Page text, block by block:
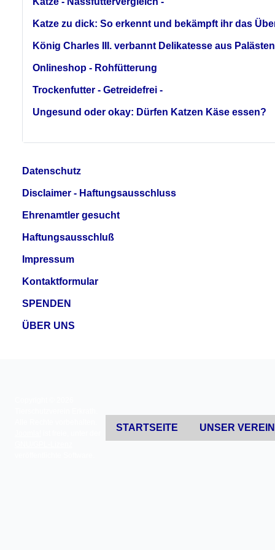
Katze zu dick: So erkennt und bekämpft ihr das
König Charles III. verbannt Delikatesse aus Palästen
Onlineshop - Rohfütterung
Trockenfutter - Getreidefrei -
Ungesund oder okay: Dürfen Katzen Käse essen?
Datenschutz
Disclaimer - Haftungsausschluss
Ehrenamtler gesucht
Haftungsausschluß
Impressum
Kontaktformular
SPENDEN
ÜBER UNS
STARTSEITE UNSER VEREIN